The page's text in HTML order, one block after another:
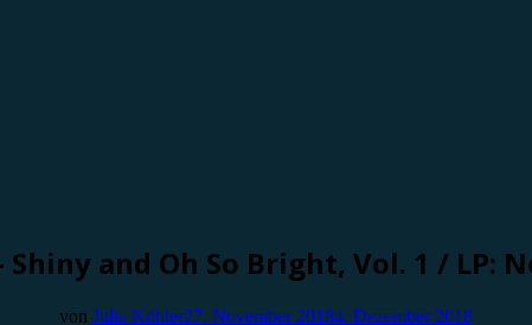
and Oh So Bright, Vol. 1 / LP:
von Julia Köhler27. November 20184. Dezember 2018